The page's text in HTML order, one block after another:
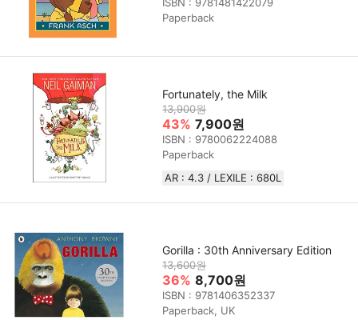
Paperback
Fortunately, the Milk
13,900원
43% 7,900원
ISBN : 9780062224088
Paperback
AR : 4.3 / LEXILE : 680L
Gorilla : 30th Anniversary Edition
13,600원
36% 8,700원
ISBN : 9781406352337
Paperback, UK